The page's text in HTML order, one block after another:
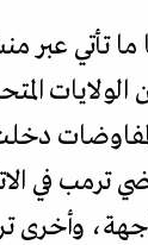
ما تأتي
ترمب في